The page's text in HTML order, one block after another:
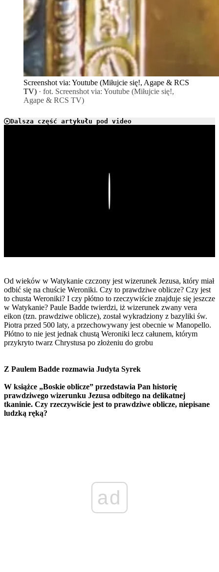
Screenshot via: Youtube (Miłujcie się!, Agape & RCS
TV) · fot. Screenshot via: Youtube (Miłujcie się!,
Agape & RCS TV)
Dalsza część artykułu pod video
Od wieków w Watykanie czczony jest wizerunek Jezusa, który miał
odbić się na chuście Weroniki. Czy to prawdziwe oblicze? Czy jest
to chusta Weroniki? I czy płótno to rzeczywiście znajduje się jeszcze
w Watykanie? Paule Badde twierdzi, iż wizerunek zwany vera
eikon (tzn. prawdziwe oblicze), został wykradziony z bazyliki św.
Piotra przed 500 laty, a przechowywany jest obecnie w Manopello.
Płótno to nie jest jednak chustą Weroniki lecz całunem, którym
przykryto twarz Chrystusa po złożeniu do grobu
Z Paulem Badde rozmawia Judyta Syrek
W książce „Boskie oblicze” przedstawia Pan historię
prawdziwego wizerunku Jezusa odbitego na delikatnej
tkaninie. Czy rzeczywiście jest to prawdziwe oblicze, niepisane
ludzką ręką?
ad